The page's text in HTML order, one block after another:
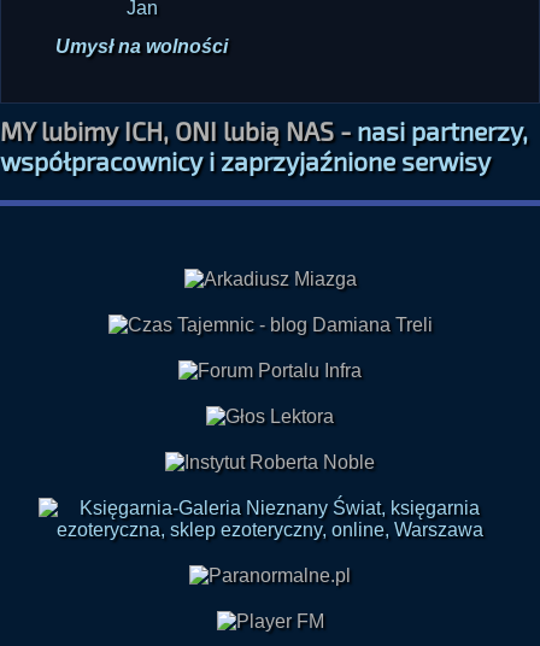
Jan
Umysł na wolności
MY lubimy ICH, ONI lubią NAS -nasi partnerzy,
współpracownicy i zaprzyjaźnione serwisy